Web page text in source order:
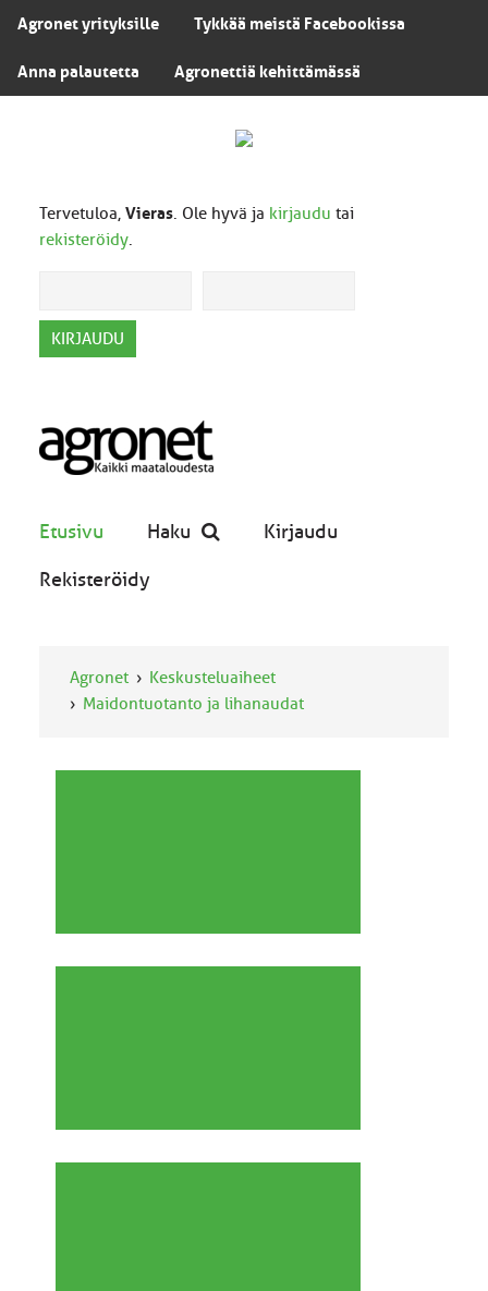
Agronet yrityksille Tykkää meistä Facebookissa
Anna palautetta Agronettiä kehittämässä
Tervetuloa, Vieras. Ole hyvä ja kirjaudu tai
rekisteröidy.
Etusivu Haku Kirjaudu
Rekisteröidy
Agronet
Keskusteluaiheet
Maidontuotanto ja lihanaudat